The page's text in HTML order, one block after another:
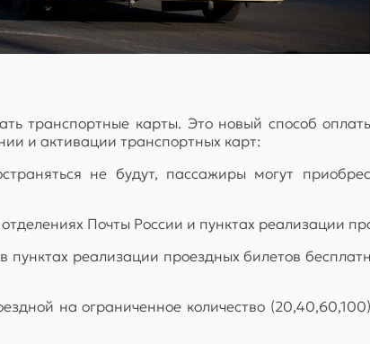
транспортные карты. Это новый способ
и активации транспортных карт:
не будут, пассажиры могут
Почты России и пунктах реализации
реализации проездных билетов
на ограниченное количество